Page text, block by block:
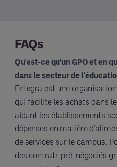
FAQs
Qu'est-ce qu'un GPO et en
dans le secteur de
Entegra est une
qui facilite les achats dans
aidant les établissements
dépenses en matière
de services sur le campus.
des contrats pré-négociés